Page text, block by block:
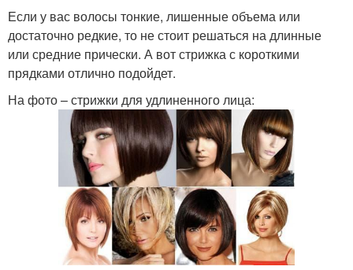
Если у вас волосы тонкие, лишенные объема или
достаточно редкие, то не стоит решаться на длинные
или средние прически. А вот стрижка с короткими
прядками отлично подойдет.
На фото – стрижки для удлиненного лица: